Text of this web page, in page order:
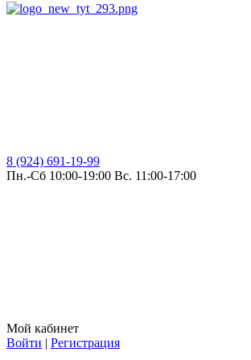
8 (924) 691-19-99
Пн.-Сб 10:00-19:00 Вс. 11:00-17:00
Мой кабинет
Войти | Регистрация